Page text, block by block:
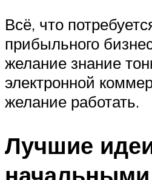
Всё, что
прибыльного
желание знание
электронной
желание работать.
Лучшие